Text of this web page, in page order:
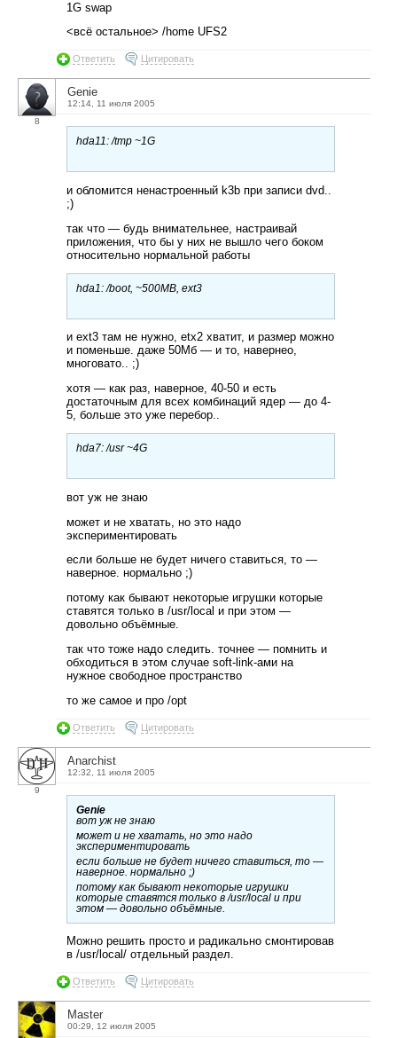
1G swap
<всё остальное> /home UFS2
Ответить Цитировать
8
Genie
12:14, 11 июля 2005
hda11: /tmp ~1G
и обломится ненастроенный k3b при записи dvd..
;)
так что — будь внимательнее, настраивай
приложения, что бы у них не вышло чего боком
относительно нормальной работы
hda1: /boot, ~500MB, ext3
и ext3 там не нужно, etx2 хватит, и размер можно
и поменьше. даже 50Мб — и то, навернео,
многовато.. ;)
хотя — как раз, наверное, 40-50 и есть
достаточным для всех комбинаций ядер — до 4-
5, больше это уже перебор..
hda7: /usr ~4G
вот уж не знаю
может и не хватать, но это надо
экспериментировать
если больше не будет ничего ставиться, то —
наверное. нормально ;)
потому как бывают некоторые игрушки которые
ставятся только в /usr/local и при этом —
довольно объёмные.
так что тоже надо следить. точнее — помнить и
обходиться в этом случае soft-link-ами на
нужное свободное пространство
то же самое и про /opt
Ответить Цитировать
9
Anarchist
12:32, 11 июля 2005
Genie
вот уж не знаю
может и не хватать, но это надо
экспериментировать
если больше не будет ничего ставиться, то —
наверное. нормально ;)
потому как бывают некоторые игрушки
которые ставятся только в /usr/local и при
этом — довольно объёмные.
Можно решить просто и радикально смонтировав
в /usr/local/ отдельный раздел.
Ответить Цитировать
Master
00:29, 12 июля 2005